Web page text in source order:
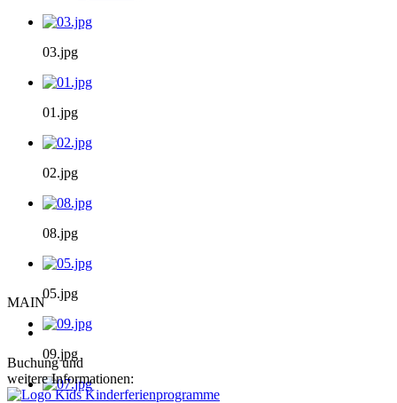
03.jpg
01.jpg
02.jpg
08.jpg
05.jpg
09.jpg
MAIN
Buchung und
weitere Informationen: